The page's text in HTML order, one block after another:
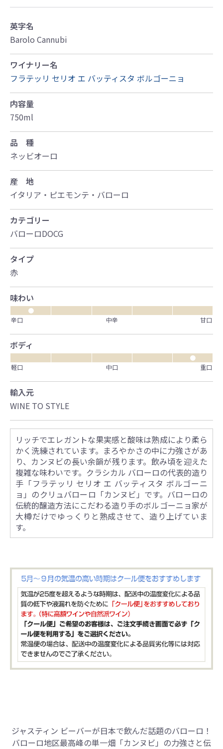
英字名
Barolo Cannubi
ワイナリー名
フラテッリ セリオ エ バッティスタ ボルゴーニョ
内容量
750ml
品 種
ネッビオーロ
産 地
イタリア・ピエモンテ・バローロ
カテゴリー
バローロDOCG
タイプ
赤
味わい
●
辛口
中辛 甘口
ボディ
●
軽口
中口 重口
輸入元
WINE TO STYLE
リッチでエレガントな果実感と酸味は熟成により柔ら
かく洗練されています。まろやかさの中に力強さがあ
り、カンヌビの長い余韻が残ります。飲み頃を迎えた
複雑な味わいです。クラシカル バローロの代表的造り
手「フラテッリ セリオ エ バッティスタ ボルゴーニ
ョ」のクリュバローロ「カンヌビ」です。バローロの
伝統的醸造方法にこだわる造り手のボルゴーニョ家が
大樽だけでゆっくりと熟成させて、造り上げていま
す。
ジャスティン ビーバーが日本で飲んだ話題のバローロ！
バローロ地区最高峰の単一畑「カンヌビ」の力強さと伝